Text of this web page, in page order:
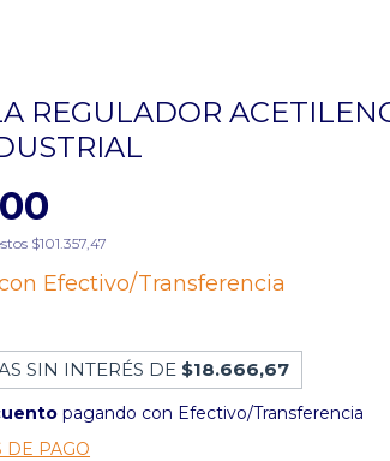
REGULADOR
$101.357,47
Efectivo/Transferencia
SIN INTERÉS DE $18.666,67
pagando con Efectivo/Transferencia
DE PAGO